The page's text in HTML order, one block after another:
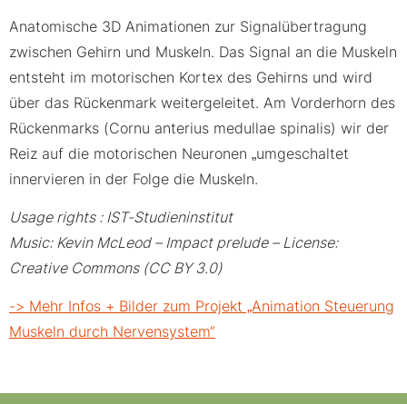
Anatomische 3D Animationen zur Signalübertragung
zwischen Gehirn und Muskeln. Das Signal an die Muskeln
entsteht im motorischen Kortex des Gehirns und wird
über das Rückenmark weitergeleitet. Am Vorderhorn des
Rückenmarks (Cornu anterius medullae spinalis) wir der
Reiz auf die motorischen Neuronen „umgeschaltet
innervieren in der Folge die Muskeln.
Usage rights : IST-Studieninstitut
Music: Kevin McLeod – Impact prelude – License:
Creative Commons (CC BY 3.0)
-> Mehr Infos + Bilder zum Projekt „Animation Steuerung
Muskeln durch Nervensystem“